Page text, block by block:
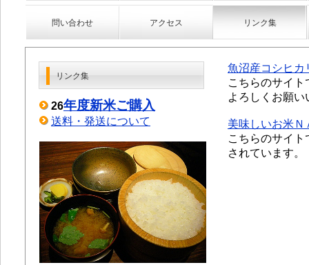
問い合わせ アクセス リンク集
魚沼産コシヒカ
こちらのサイ
よろしくお願い
美味しいお米
こちらのサイ
されています。
リンク集
26年度新米ご購入
送料・発送について